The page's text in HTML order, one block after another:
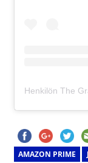
AMAZON PRIME